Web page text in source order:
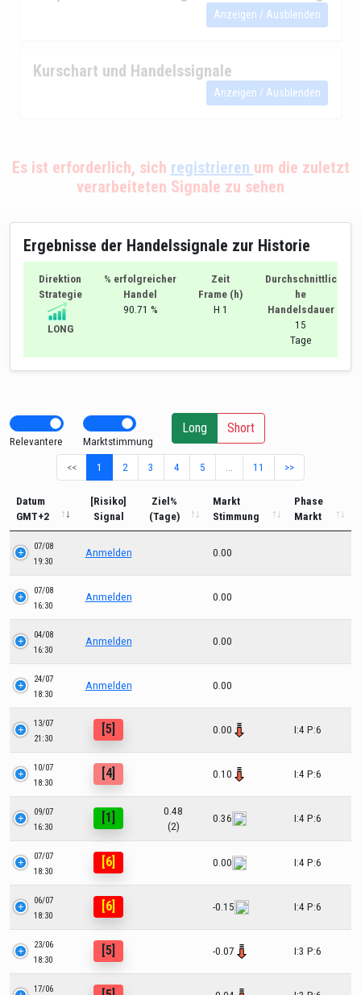
Anzeigen / Ausblenden
Kurschart und Handelssignale
Anzeigen / Ausblenden
Es ist erforderlich, sich registrieren um die zuletzt
verarbeiteten Signale zu sehen
Ergebnisse der Handelssignale zur Historie
Direktion
Strategie
LONG
% erfolgreicher
Handel
90.71 %
Zeit
Frame (h)
H 1
Durchschnittlic
he
Handelsdauer
15
Tage
Relevantere Marktstimmung
Long Short
<< 1 2 3 4 5 11 >>
Datum
GMT+2
[Risiko]
Signal
Ziel%
(Tage)
Markt
Stimmung
Phase
Markt
07/08
19:30
Anmelden 0.00
07/08
16:30
Anmelden 0.00
04/08
16:30
Anmelden 0.00
24/07
18:30
Anmelden 0.00
13/07
21:30
[5] 0.00 I:4 P:6
10/07
18:30
[4] 0.10 I:4 P:6
09/07
16:30
[1]
0.48
(2)
0.36 I:4 P:6
07/07
18:30
[6] 0.00 I:4 P:6
06/07
18:30
[6] -0.15 I:4 P:6
23/06
18:30
[5] -0.07 I:3 P:6
17/06